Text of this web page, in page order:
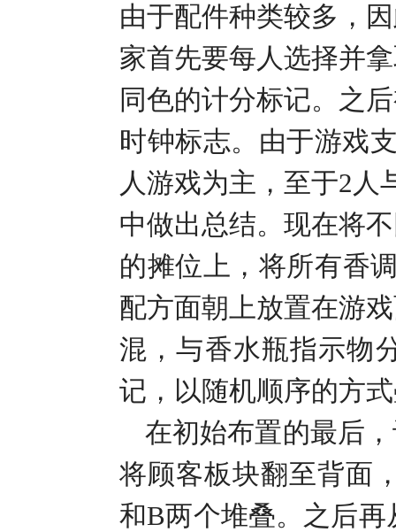
由于配件种类较多，
家首先要每人选择并
同色的计分标记。之
时钟标志。由于游戏
人游戏为主，至于2 人
中做出总结。现在将
的摊位上，将所有香
配方面朝上放置在游
混，与香水瓶指示物
记，以随机顺序的方
在初始布置的最后
将顾客板块翻至背面
和B两个堆叠。之后再